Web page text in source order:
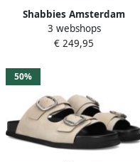
Shabbies Amsterdam
Shabbies Grunch Ami
Enkellaarsjes Enkelboots
3 webshops
€ 249,95
50%